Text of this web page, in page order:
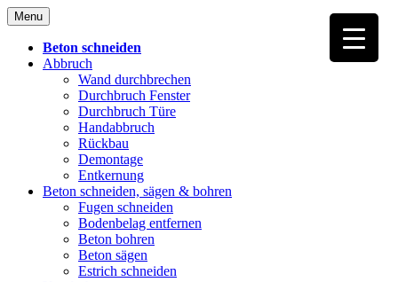
Skip
to
content
Menu
Beton schneiden
Abbruch
Wand durchbrechen
Durchbruch Fenster
Durchbruch Türe
Handabbruch
Rückbau
Demontage
Entkernung
Beton schneiden, sägen & bohren
Fugen schneiden
Bodenbelag entfernen
Beton bohren
Beton sägen
Estrich schneiden